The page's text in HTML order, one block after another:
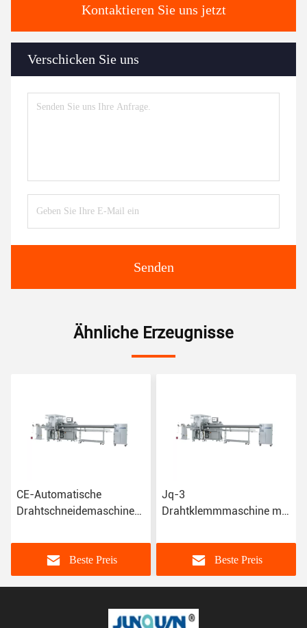
Kontaktieren Sie uns jetzt
Verschicken Sie uns
Senden
Ähnliche Erzeugnisse
CE-Automatische
Drahtschneidemaschine
Kundenanforderungen
Beste Preis
Jq-3
Drahtklemmmaschine mit
Entformen und ISO-
ZertifizierungBeste Preis